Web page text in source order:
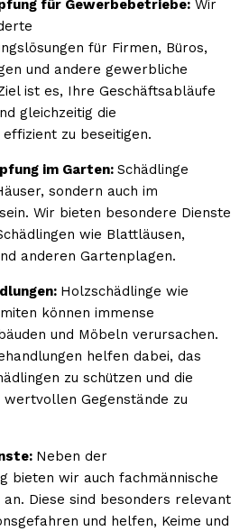
für Gewerbebetriebe: Wir
für Firmen, Büros,
und andere gewerbliche
ist es, Ihre Geschäftsabläufe
gleichzeitig die
zu beseitigen.
im Garten: Schädlinge
sondern auch im
Wir bieten besondere Dienste
wie Blattläusen,
anderen Gartenplagen.
Holzschädlinge wie
können immense
und Möbeln verursachen.
helfen dabei, das
zu schützen und die
Gegenstände zu
Neben der
bieten wir auch fachmännische
Diese sind besonders relevant
und helfen, Keime und